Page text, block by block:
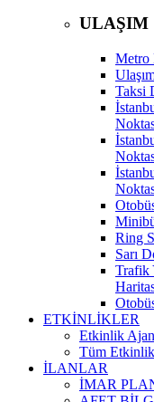
ULAŞIM
Metro
Taksi
Ring
Sarı
Trafik
ETKİNLİKLER
Etkinlik
Tüm
İLANLAR
İMAR